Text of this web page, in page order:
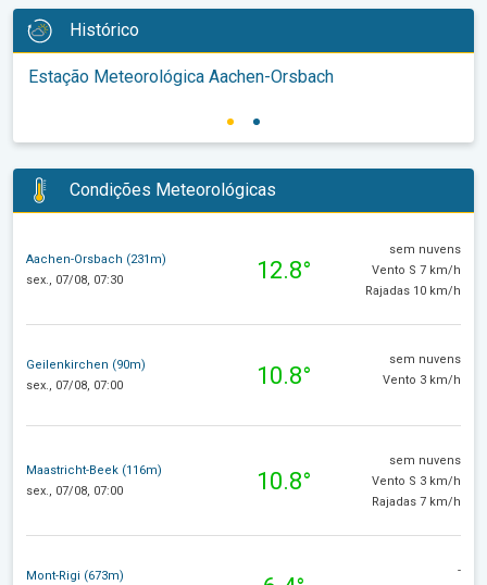
Histórico
Estação Meteorológica Aachen-Orsbach
Condições Meteorológicas
Aachen-Orsbach (231m)
sex., 07/08, 07:30
12.8°
sem nuvens
Vento S 7 km/h
Rajadas 10 km/h
Geilenkirchen (90m)
sex., 07/08, 07:00
10.8°
sem nuvens
Vento 3 km/h
Maastricht-Beek (116m)
sex., 07/08, 07:00
10.8°
sem nuvens
Vento S 3 km/h
Rajadas 7 km/h
Mont-Rigi (673m)
-